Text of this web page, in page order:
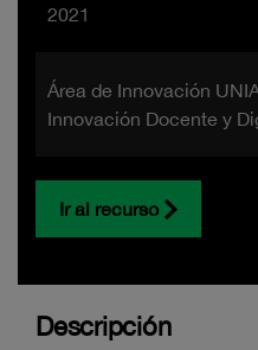
2021
Área de Innovación
Innovación Docente y
Ir al recurso
Descripción